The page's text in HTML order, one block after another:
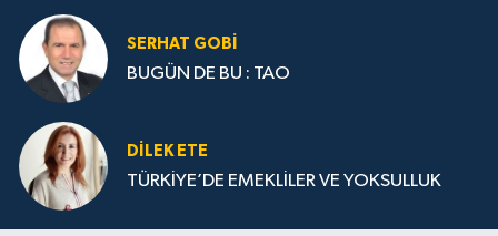
SERHAT GOBİ
BUGÜN DE BU : TAO
DILEK ETE
TÜRKİYE’DE EMEKLİLER VE YOKSULLUK